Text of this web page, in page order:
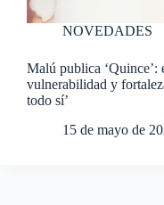
NOVEDADES
Malú publica ‘Quince’:
vulnerabilidad y
todo sí’
15 de mayo de